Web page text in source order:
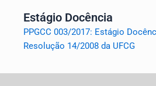
Estágio Docência
PPGCC 003/2017: Estágio
Resolução 14/2008 da UFCG